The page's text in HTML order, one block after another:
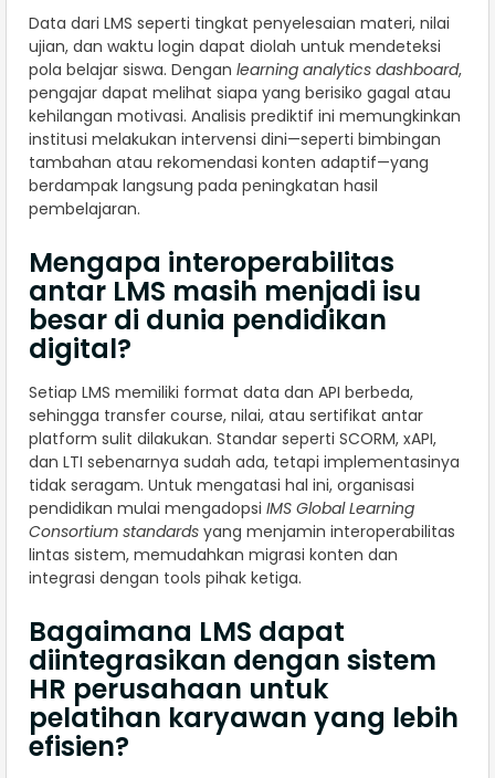
Data dari LMS seperti tingkat penyelesaian materi, nilai
ujian, dan waktu login dapat diolah untuk mendeteksi
pola belajar siswa. Dengan learning analytics dashboard,
pengajar dapat melihat siapa yang berisiko gagal atau
kehilangan motivasi. Analisis prediktif ini memungkinkan
institusi melakukan intervensi dini—seperti bimbingan
tambahan atau rekomendasi konten adaptif—yang
berdampak langsung pada peningkatan hasil
pembelajaran.
Mengapa interoperabilitas
antar LMS masih menjadi isu
besar di dunia pendidikan
digital?
Setiap LMS memiliki format data dan API berbeda,
sehingga transfer course, nilai, atau sertifikat antar
platform sulit dilakukan. Standar seperti SCORM, xAPI,
dan LTI sebenarnya sudah ada, tetapi implementasinya
tidak seragam. Untuk mengatasi hal ini, organisasi
pendidikan mulai mengadopsi IMS Global Learning
Consortium standards yang menjamin interoperabilitas
lintas sistem, memudahkan migrasi konten dan
integrasi dengan tools pihak ketiga.
Bagaimana LMS dapat
diintegrasikan dengan sistem
HR perusahaan untuk
pelatihan karyawan yang lebih
efisien?